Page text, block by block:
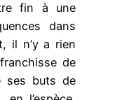
fin à une
dans
il n’y a rien
de
ses buts de